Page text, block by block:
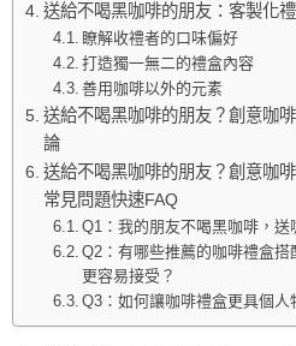
送給不喝黑咖啡的朋友：客製化
瞭解收禮者的口味偏好
打造獨一無二的禮盒內容
善用咖啡以外的元素
送給不喝黑咖啡的朋友？創意咖
論
送給不喝黑咖啡的朋友？創意咖
常見問題快速FAQ
Q1：我的朋友不喝黑咖啡，送
Q2：有哪些推薦的咖啡禮盒
更容易接受？
Q3：如何讓咖啡禮盒更具個人